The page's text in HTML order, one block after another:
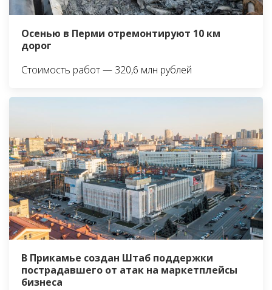
Осенью в Перми отремонтируют 10 км
дорог
Стоимость работ — 320,6 млн рублей
В Прикамье создан Штаб поддержки
пострадавшего от атак на маркетплейсы
бизнеса